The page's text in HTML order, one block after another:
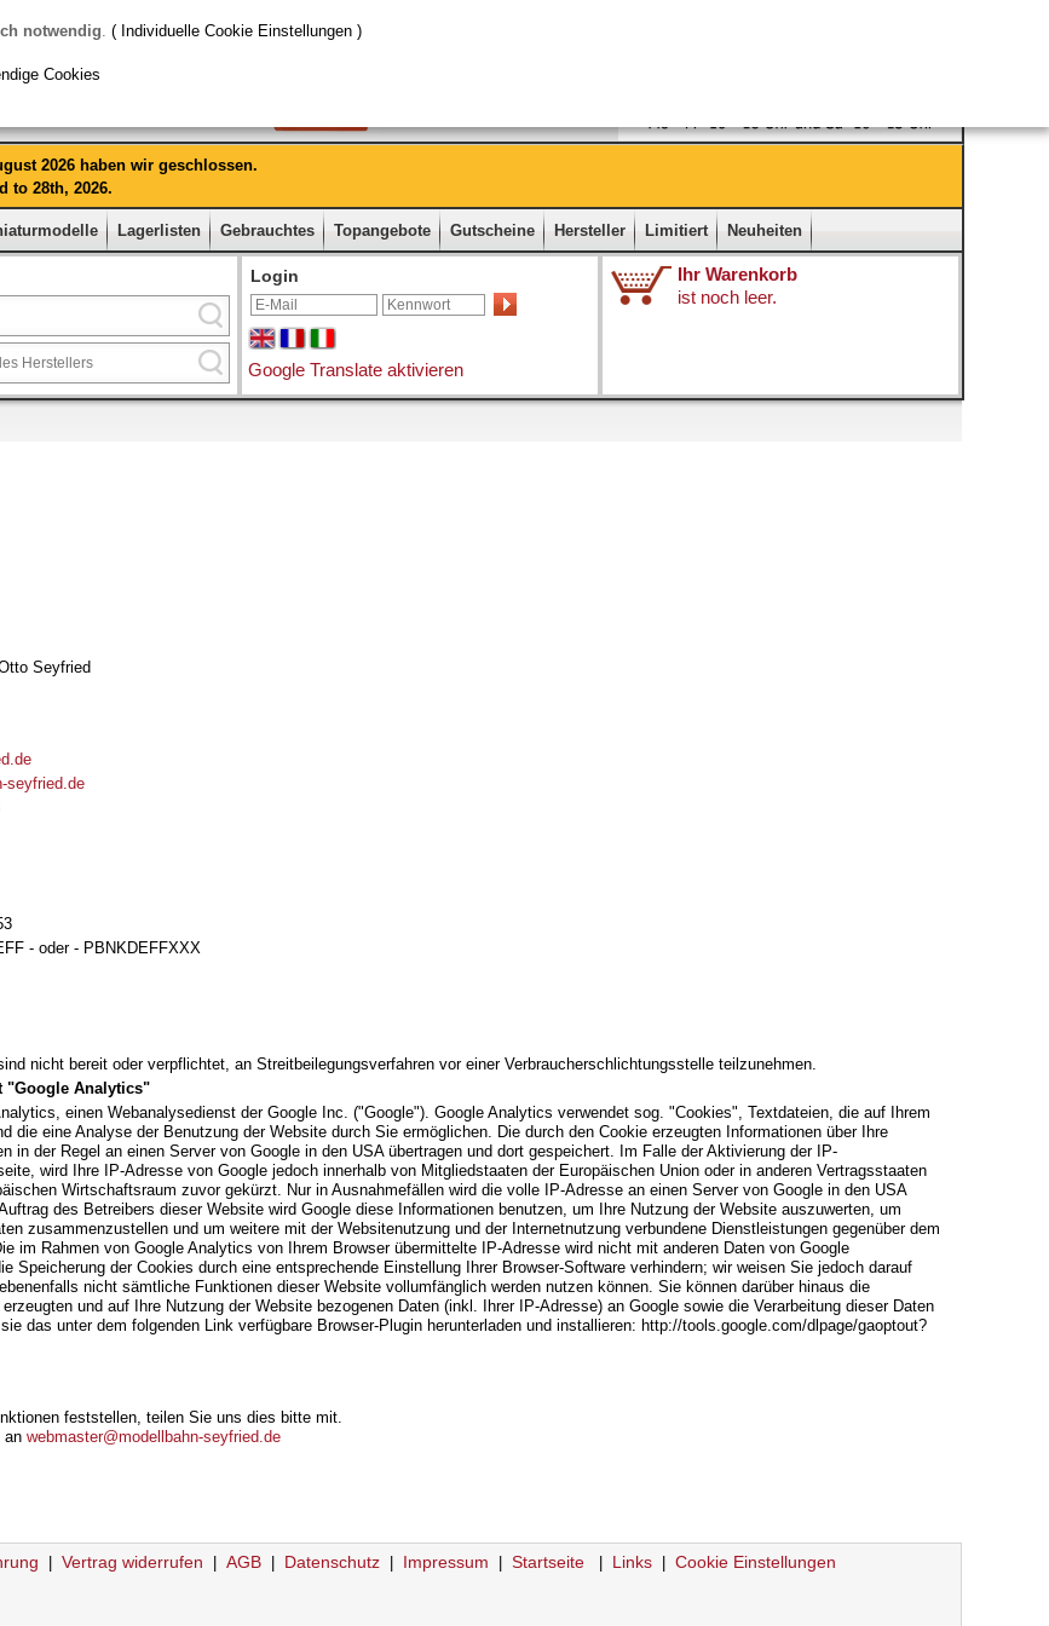
2026 haben wir geschlossen.
to 28th, 2026.
Lagerlisten Gebrauchtes Topangebote Gutscheine Hersteller Limitiert Neuheiten
Login
Google Translate aktivieren
Ihr Warenkorb
ist noch leer.
Seyfried
seyfried.de
- oder - PBNKDEFFXXX
nicht bereit oder verpflichtet, an Streitbeilegungsverfahren vor einer Verbraucherschlichtungsstelle teilzunehmen.
"Google Analytics"
einen Webanalysedienst der Google Inc. ("Google"). Google Analytics verwendet sog. "Cookies", Textdateien, die auf Ihrem
die eine Analyse der Benutzung der Website durch Sie ermöglichen. Die durch den Cookie erzeugten Informationen über Ihre
in der Regel an einen Server von Google in den USA übertragen und dort gespeichert. Im Falle der Aktivierung der IP-
wird Ihre IP-Adresse von Google jedoch innerhalb von Mitgliedstaaten der Europäischen Union oder in anderen Vertragsstaaten
Wirtschaftsraum zuvor gekürzt. Nur in Ausnahmefällen wird die volle IP-Adresse an einen Server von Google in den USA
des Betreibers dieser Website wird Google diese Informationen benutzen, um Ihre Nutzung der Website auszuwerten, um
zusammenzustellen und um weitere mit der Websitenutzung und der Internetnutzung verbundene Dienstleistungen gegenüber dem
im Rahmen von Google Analytics von Ihrem Browser übermittelte IP-Adresse wird nicht mit anderen Daten von Google
Speicherung der Cookies durch eine entsprechende Einstellung Ihrer Browser-Software verhindern; wir weisen Sie jedoch darauf
nicht sämtliche Funktionen dieser Website vollumfänglich werden nutzen können. Sie können darüber hinaus die
und auf Ihre Nutzung der Website bezogenen Daten (inkl. Ihrer IP-Adresse) an Google sowie die Verarbeitung dieser Daten
das unter dem folgenden Link verfügbare Browser-Plugin herunterladen und installieren: http://tools.google.com/dlpage/gaoptout?
feststellen, teilen Sie uns dies bitte mit.
an webmaster@modellbahn-seyfried.de
Vertrag widerrufen AGB Datenschutz Impressum Startseite Links Cookie Einstellungen
notwendig. ( Individuelle Cookie Einstellungen )
Cookies